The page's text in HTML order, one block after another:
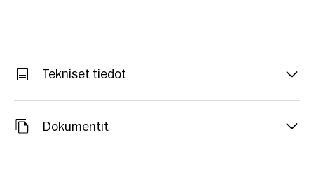
Tekniset tiedot
Dokumentit